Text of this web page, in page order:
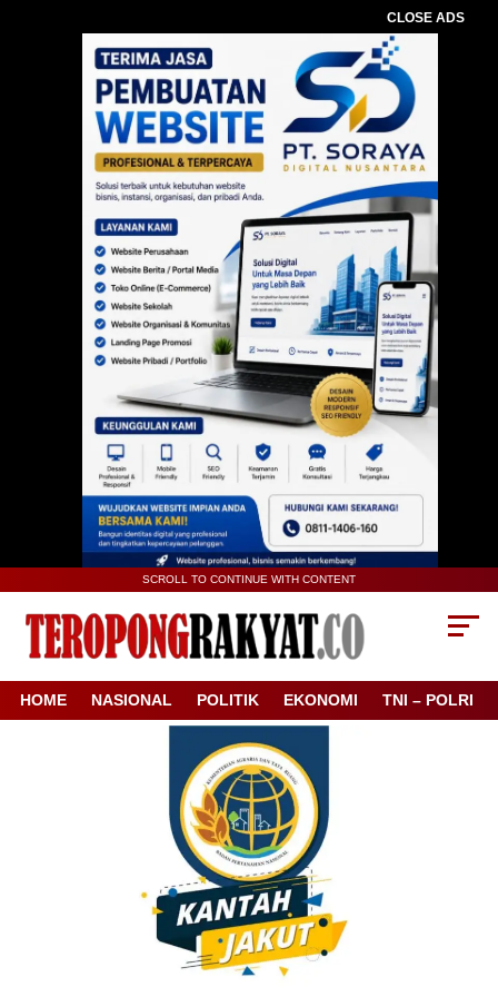
CLOSE ADS
SCROLL TO CONTINUE WITH CONTENT
HOME NASIONAL POLITIK EKONOMI TNI – POLRI